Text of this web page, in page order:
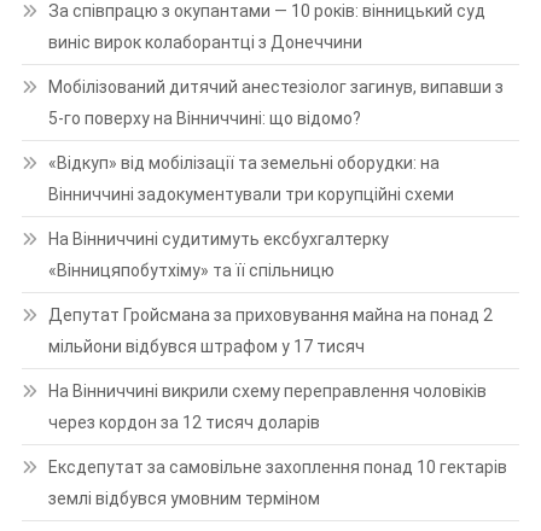
За співпрацю з окупантами — 10 років: вінницький суд
виніс вирок колаборантці з Донеччини
Мобілізований дитячий анестезіолог загинув, випавши з
5-го поверху на Вінниччині: що відомо?
«Відкуп» від мобілізації та земельні оборудки: на
Вінниччині задокументували три корупційні схеми
На Вінниччині судитимуть ексбухгалтерку
«Вінницяпобутхіму» та її спільницю
Депутат Гройсмана за приховування майна на понад 2
мільйони відбувся штрафом у 17 тисяч
На Вінниччині викрили схему переправлення чоловіків
через кордон за 12 тисяч доларів
Ексдепутат за самовільне захоплення понад 10 гектарів
землі відбувся умовним терміном